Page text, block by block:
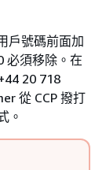
戶號碼前面加
必須移除。在
20 718
從 CCP 撥打
。